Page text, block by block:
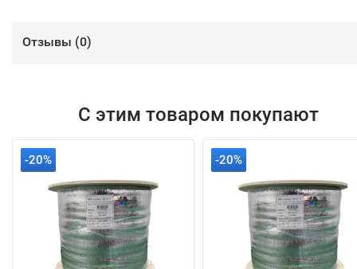
Отзывы (0)
С этим товаром покупают
-20% -20%